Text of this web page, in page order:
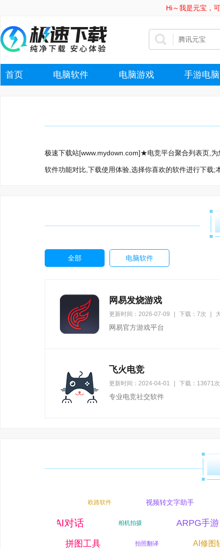
Hi～我是元宝，
首页 电脑软件 电脑游戏 手游电
极速下载站[www.mydown.com]★电竞平台聚合列表页,
软件功能对比,下载使用体验,选择你喜欢的软件进行下载
全部 电脑软件
网易发烧游戏
更新时间：2026-07-09 下载：7次
网易官方游戏平台
飞火电竞
更新时间：2024-04-01 下载：13671次
专业电竞社交软件
欧路软件 视频转文字助手
AI对话 相机拍摄 ARPG手
拼图工具 拍照翻译 AI修图